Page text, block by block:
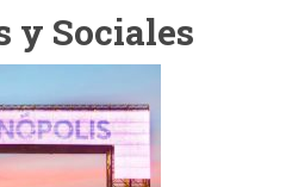
y Sociales